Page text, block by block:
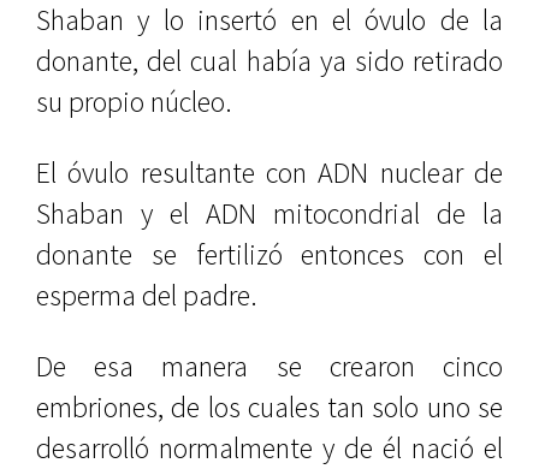
Shaban y lo insertó en el óvulo de la
donante, del cual había ya sido retirado
su propio núcleo.
El óvulo resultante con ADN nuclear de
Shaban y el ADN mitocondrial de la
donante se fertilizó entonces con el
esperma del padre.
De esa manera se crearon cinco
embriones, de los cuales tan solo uno se
desarrolló normalmente y de él nació el